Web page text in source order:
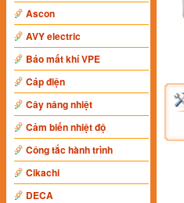
Ascon
AVY electric
Báo mất khí VPE
Cáp điện
Cây nâng nhiệt
Cảm biến nhiệt độ
Công tắc hành trình
Cikachi
DECA